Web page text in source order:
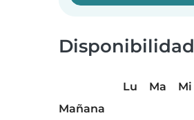
Disponibilidad
Lu Ma Mi
Mañana